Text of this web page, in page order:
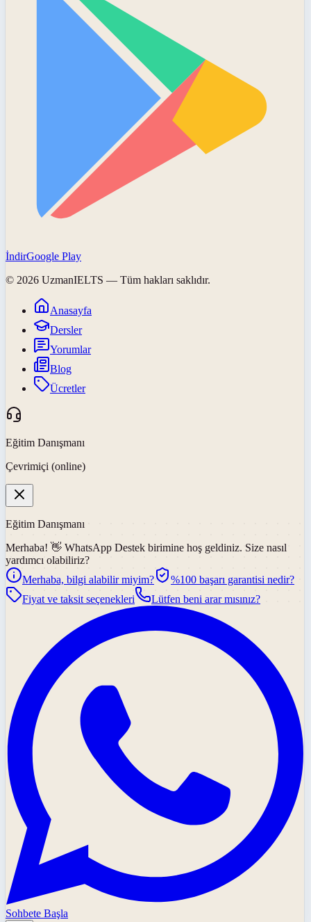
İndirGoogle Play
© 2026 UzmanIELTS — Tüm hakları saklıdır.
Anasayfa
Dersler
Yorumlar
Blog
Ücretler
Eğitim Danışmanı
Çevrimiçi (online)
Eğitim Danışmanı
Merhaba! 👋 WhatsApp Destek birimine hoş geldiniz. Size nasıl
yardımcı olabiliriz?
Merhaba, bilgi alabilir miyim?
%100 başarı garantisi nedir?
Fiyat ve taksit seçenekleri
Lütfen beni arar mısınız?
Sohbete Başla